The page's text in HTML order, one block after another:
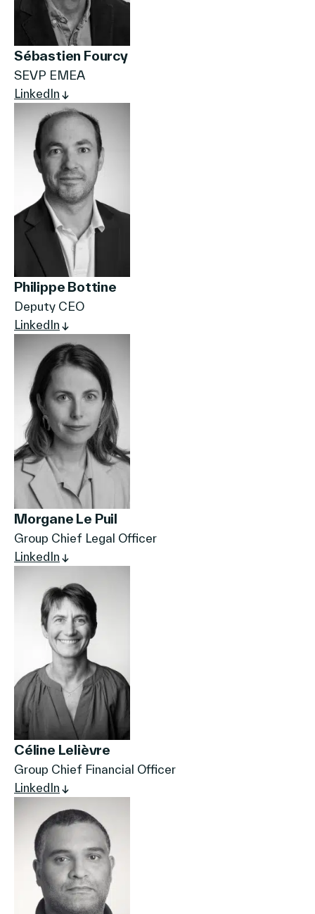
Sébastien Fourcy
SEVP EMEA
LinkedIn
Philippe Bottine
Deputy CEO
LinkedIn
Morgane Le Puil
Group Chief Legal Officer
LinkedIn
Céline Lelièvre
Group Chief Financial Officer
LinkedIn